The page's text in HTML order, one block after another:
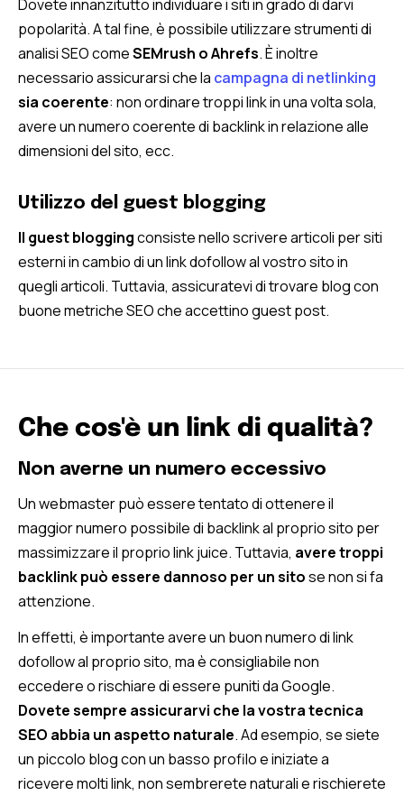
Dovete innanzitutto individuare i siti in grado di darvi
popolarità. A tal fine, è possibile utilizzare strumenti di
analisi SEO comeSEMrush o Ahrefs. È inoltre
necessario assicurarsi che la campagna di netlinking
sia coerente: non ordinare troppi link in una volta sola,
avere un numero coerente di backlink in relazione alle
dimensioni del sito, ecc.
Utilizzo del guest blogging
Il guest bloggingconsiste nello scrivere articoli per siti
esterni in cambio di un link dofollow al vostro sito in
quegli articoli. Tuttavia, assicuratevi di trovare blog con
buone metriche SEO che accettino guest post.
Che cos'è un link di qualità?
Non averne un numero eccessivo
Un webmaster può essere tentato di ottenere il
maggior numero possibile di backlink al proprio sito per
massimizzare il proprio link juice. Tuttavia, avere troppi
backlink può essere dannoso per un sitose non si fa
attenzione.
In effetti, è importante avere un buon numero di link
dofollow al proprio sito, ma è consigliabile non
eccedere o rischiare di essere puniti da Google.
Dovete sempre assicurarvi che la vostra tecnica
SEO abbia un aspetto naturale. Ad esempio, se siete
un piccolo blog con un basso profilo e iniziate a
ricevere molti link, non sembrerete naturali e rischierete